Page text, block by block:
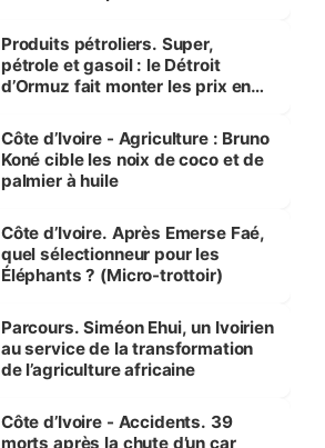
menacées
Produits pétroliers. Super,
pétrole et gasoil : le Détroit
d’Ormuz fait monter les prix en
Côte d’Ivoire - Agriculture : Bruno
Koné cible les noix de coco et de
palmier à huile
Côte d’Ivoire. Après Emerse Faé,
quel sélectionneur pour les
Éléphants ? (Micro-trottoir)
Parcours. Siméon Ehui, un Ivoirien
au service de la transformation
de l’agriculture africaine
Côte d’Ivoire - Accidents. 39
morts après la chute d’un car